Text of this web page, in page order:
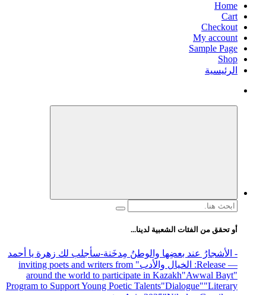
Home
Cart
Checkout
My account
Sample Page
Shop
الرئيسية
البحث
أو تحقق من الفئات الشعبية لدينا...
- الأشجارُ عند بعضِها والوطنُ مِدخَنة-سأجلب لك زهرة يا أحمد
— Release
: الخيال والأدب
" inviting poets and writers from
around the world to participate in Kazakh"Awwal Bayt"
Program to Support Young Poetic Talents"Dialogue""Literary